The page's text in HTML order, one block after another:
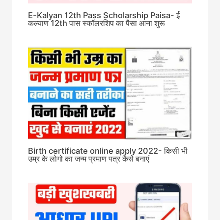
E-Kalyan 12th Pass Scholarship Paisa- ई
कल्याण 12th पास स्कॉलरशिप का पैसा आना शुरू
Birth certificate online apply 2022- किसी भी
उम्र के लोगो का जन्म प्रमाण पत्र कैसे बनाएं